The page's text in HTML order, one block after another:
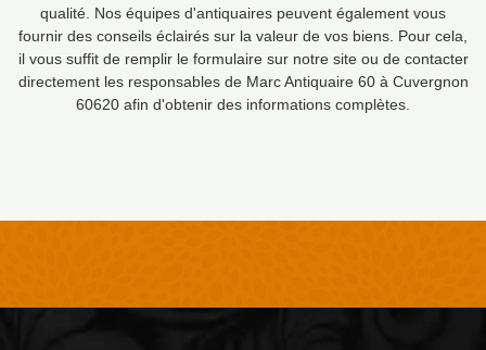
qualité. Nos équipes d'antiquaires peuvent également vous
fournir des conseils éclairés sur la valeur de vos biens. Pour cela,
il vous suffit de remplir le formulaire sur notre site ou de contacter
directement les responsables de Marc Antiquaire 60 à Cuvergnon
60620 afin d'obtenir des informations complètes.